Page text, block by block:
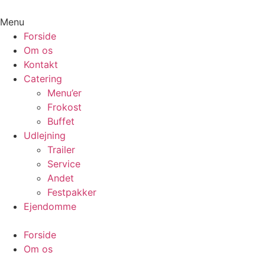
Menu
Forside
Om os
Kontakt
Catering
Menu’er
Frokost
Buffet
Udlejning
Trailer
Service
Andet
Festpakker
Ejendomme
Forside
Om os